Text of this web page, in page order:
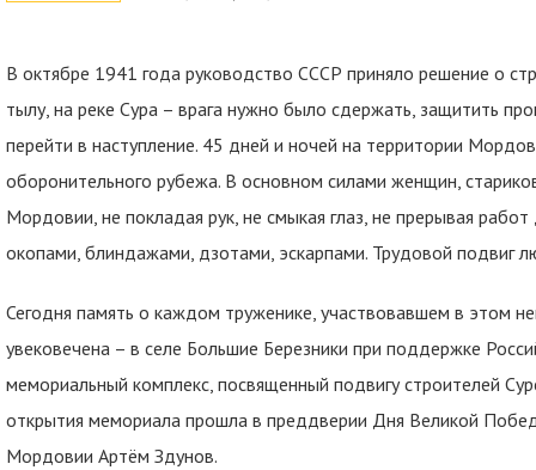
В октябре 1941 года руководство СССР приняло решение о
тылу, на реке Сура – врага нужно было сдержать, защитить
перейти в наступление. 45 дней и ночей на территории
оборонительного рубежа. В основном силами женщин,
Мордовии, не покладая рук, не смыкая глаз, не прерывая
окопами, блиндажами, дзотами, эскарпами. Трудовой подвиг
Сегодня память о каждом труженике, участвовавшем в этом
увековечена – в селе Большие Березники при поддержке
мемориальный комплекс, посвященный подвигу строителей
открытия мемориала прошла в преддверии Дня Великой
Мордовии Артём Здунов.